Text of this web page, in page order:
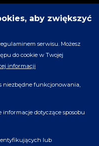
aby zwiększyć
serwisu. Możesz
do cookie w Twojej
informacji
niezbędne funkcjonowania,
informacje dotyczące sposobu
lub